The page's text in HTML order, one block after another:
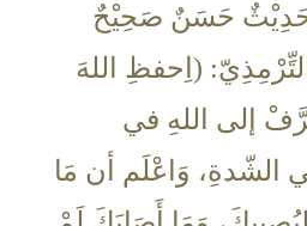
حَدِيْثٌ حَسَنٌ صَحِيْحٌ
(اِحفظِ اللهَ
إلى اللهِ في
الشّدةِ، وَاعْلَم أن مَا